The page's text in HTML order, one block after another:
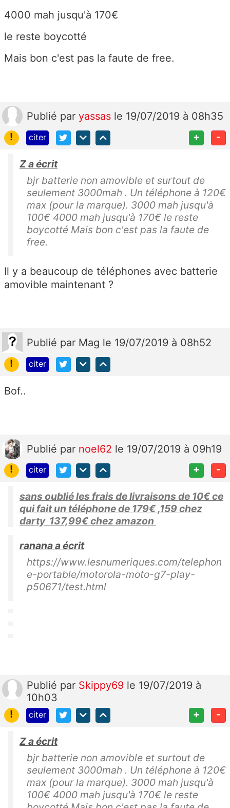
4000 mah jusqu'à 170€
le reste boycotté
Mais bon c'est pas la faute de free.
Publié par yassas le 19/07/2019 à 08h35
!
citer + -
Z a écrit
bjr batterie non amovible et surtout de
seulement 3000mah . Un téléphone à 120€
max (pour la marque). 3000 mah jusqu'à
100€ 4000 mah jusqu'à 170€ le reste
boycotté Mais bon c'est pas la faute de
free.
Il y a beaucoup de téléphones avec batterie
amovible maintenant ?
Publié par Mag le 19/07/2019 à 08h52
!
citer
Bof..
Publié par noel62 le 19/07/2019 à 09h19
!
citer + -
sans oublié les frais de livraisons de 10€ ce
qui fait un téléphone de 179€ ,159 chez
darty 137,99€ chez amazon
ranana a écrit
https://www.lesnumeriques.com/telephon
e-portable/motorola-moto-g7-play-
p50671/test.html
Publié par Skippy69 le 19/07/2019 à
10h03
!
citer + -
Z a écrit
bjr batterie non amovible et surtout de
seulement 3000mah . Un téléphone à 120€
max (pour la marque). 3000 mah jusqu'à
100€ 4000 mah jusqu'à 170€ le reste